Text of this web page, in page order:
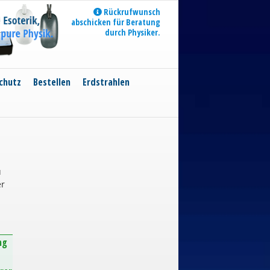
Rückrufwunsch
abschicken für Beratung
durch Physiker.
Bestellen Erdstrahlen